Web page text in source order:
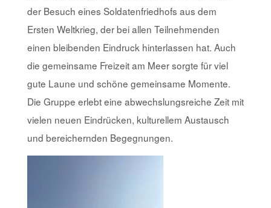
der Besuch eines Soldatenfriedhofs aus dem
Ersten Weltkrieg, der bei allen Teilnehmenden
einen bleibenden Eindruck hinterlassen hat. Auch
die gemeinsame Freizeit am Meer sorgte für viel
gute Laune und schöne gemeinsame Momente.
Die Gruppe erlebt eine abwechslungsreiche Zeit mit
vielen neuen Eindrücken, kulturellem Austausch
und bereichernden Begegnungen.